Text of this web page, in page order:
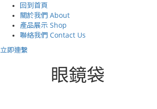
回到首頁
關於我們 About
產品展示 Shop
聯絡我們 Contact Us
立即連繫
眼鏡袋